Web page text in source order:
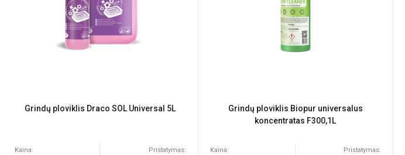
Grindų ploviklis Draco SOL Universal 5L
Kaina: Pristatymas:
Grindų ploviklis Biopur universalus
koncentratas F300,1L
Kaina: Pristatymas: